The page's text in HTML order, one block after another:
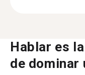
Hablar es
de dominar